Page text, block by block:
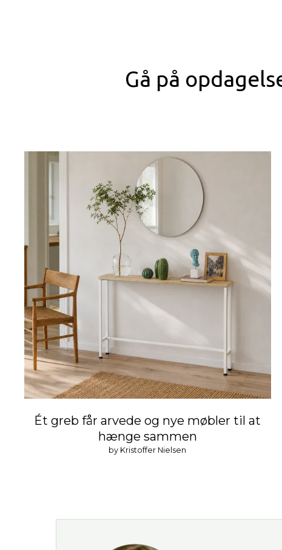
Gå på
Ét greb får arvede og nye møbler til at
hænge sammen
by Kristoffer Nielsen